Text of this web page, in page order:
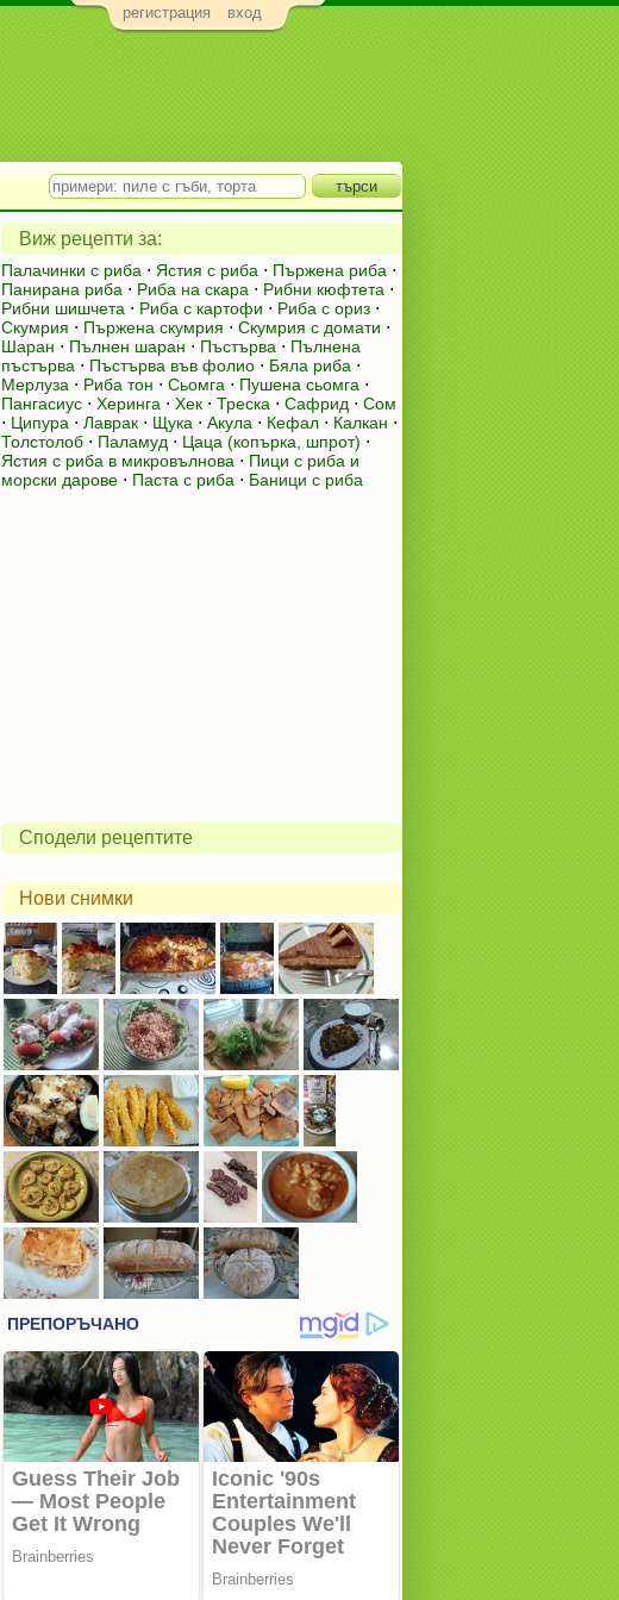
регистрация вход
Виж рецепти за:
Палачинки с риба ⋅ Ястия с риба ⋅ Пържена риба ⋅
Панирана риба ⋅ Риба на скара ⋅ Рибни кюфтета ⋅
Рибни шишчета ⋅ Риба с картофи ⋅ Риба с ориз ⋅
Скумрия ⋅ Пържена скумрия ⋅ Скумрия с домати ⋅
Шаран ⋅ Пълнен шаран ⋅ Пъстърва ⋅ Пълнена
пъстърва ⋅ Пъстърва във фолио ⋅ Бяла риба ⋅
Мерлуза ⋅ Риба тон ⋅ Сьомга ⋅ Пушена сьомга ⋅
Пангасиус ⋅ Херинга ⋅ Хек ⋅ Треска ⋅ Сафрид ⋅ Сом
⋅ Ципура ⋅ Лаврак ⋅ Щука ⋅ Акула ⋅ Кефал ⋅ Калкан ⋅
Толстолоб ⋅ Паламуд ⋅ Цаца (копърка, шпрот) ⋅
Ястия с риба в микровълнова ⋅ Пици с риба и
морски дарове ⋅ Паста с риба ⋅ Баници с риба
Сподели рецептите
Нови снимки